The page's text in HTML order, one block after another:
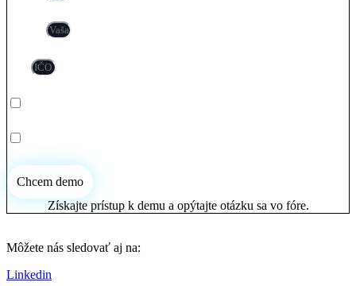
Chcem demo
Získajte prístup k demu a opýtajte otázku sa vo fóre.
Môžete nás sledovať aj na:
Linkedin